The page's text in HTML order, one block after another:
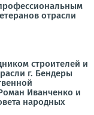
отрасли
строителей и
г. Бендеры
Иванченко и
народных